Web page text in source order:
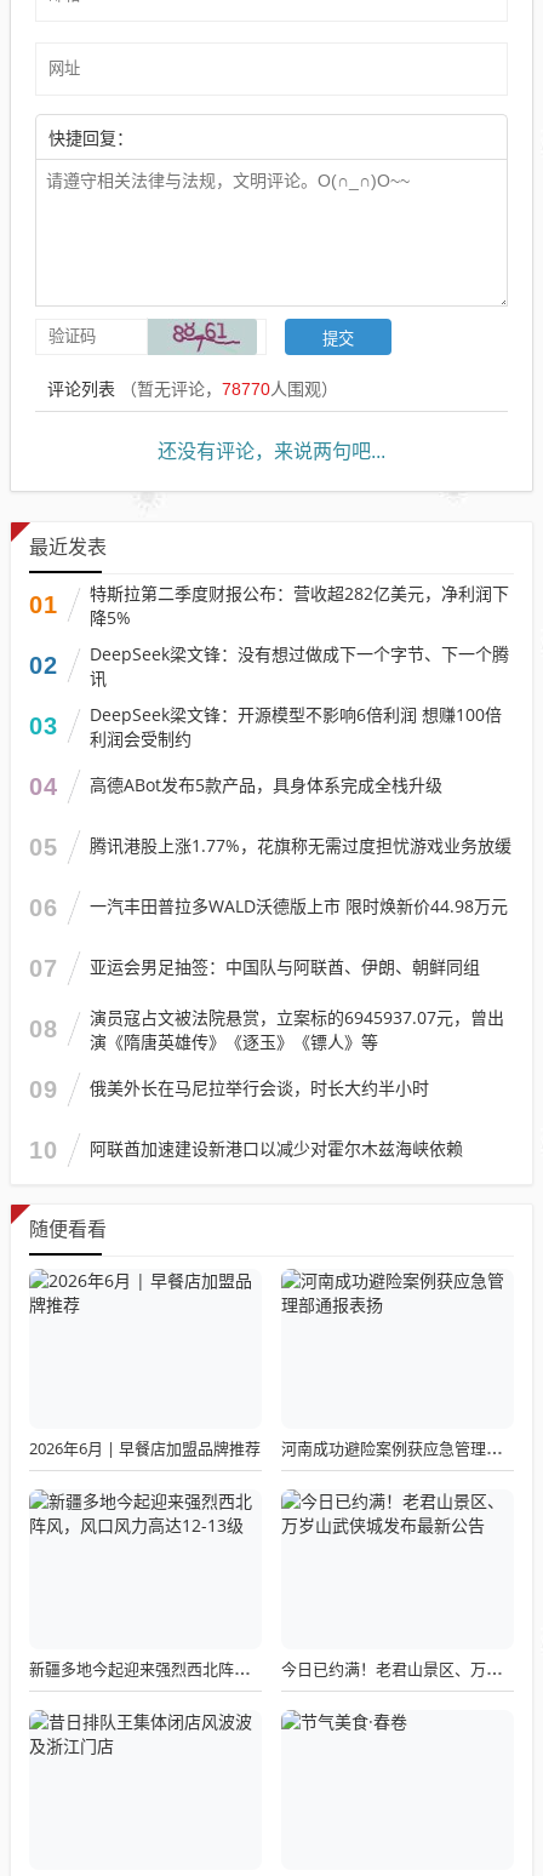
快捷回复：
评论列表 （暂无评论， 78770人围观）
还没有评论，来说两句吧...
最近发表
01
特斯拉第二季度财报公布：营收超282亿美元，净利润下
降5%
02
DeepSeek梁文锋：没有想过做成下一个字节、下一个腾
讯
03
DeepSeek梁文锋：开源模型不影响6倍利润 想赚100倍
利润会受制约
04 高德ABot发布5款产品，具身体系完成全栈升级
05 腾讯港股上涨1.77%，花旗称无需过度担忧游戏业务放缓
06 一汽丰田普拉多WALD沃德版上市 限时焕新价44.98万元
07 亚运会男足抽签：中国队与阿联酋、伊朗、朝鲜同组
08
演员寇占文被法院悬赏，立案标的6945937.07元，曾出
演《隋唐英雄传》《逐玉》《镖人》等
09 俄美外长在马尼拉举行会谈，时长大约半小时
10 阿联酋加速建设新港口以减少对霍尔木兹海峡依赖
随便看看
2026年6月 | 早餐店加盟品牌推荐 河南成功避险案例获应急管理部通报表扬
新疆多地今起迎来强烈西北阵风，风口风力高达12-13级 今日已约满！老君山景区、万岁山武侠城发布最新公告